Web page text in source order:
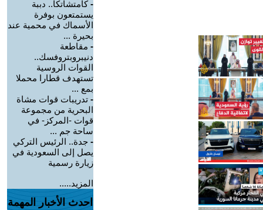
-كامتشاتكا.. دببة
يستمتعون بوفرة
الأسماك في محمية عند
بحيرة ...
- مقاطعة
دنيبروبتروفسك..
القوات الروسية
تستهدف قطارا محملا
بمع ...
- تدريبات قوات مشاة
البحرية من مجموعة
قوات -المركز- في
ساحة جم ...
- جدة.. الرئيس التركي
يصل إلى السعودية في
زيارة رسمية
المزيد.....
احدث الأخبار المهمة